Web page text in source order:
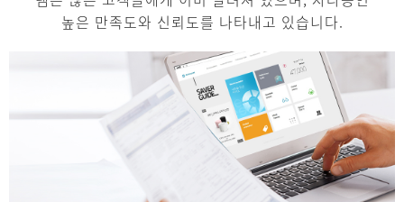
높은 만족도와 신뢰도를 나타내고 있습니다.